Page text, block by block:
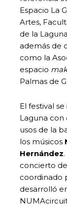
Espacio La
Artes,
de la
además de
como la
espacio
Palmas de
El festival
Laguna con
usos de la
los músicos
Hernández
concierto de
coordinado
desarrolló